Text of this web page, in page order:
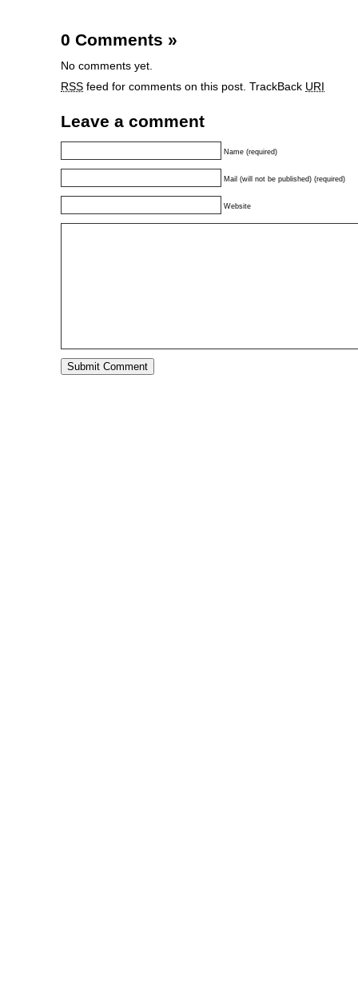
0 Comments »
No comments yet.
RSS feed for comments on this post. TrackBack URI
Leave a comment
Name (required)
Mail (will not be published) (required)
Website